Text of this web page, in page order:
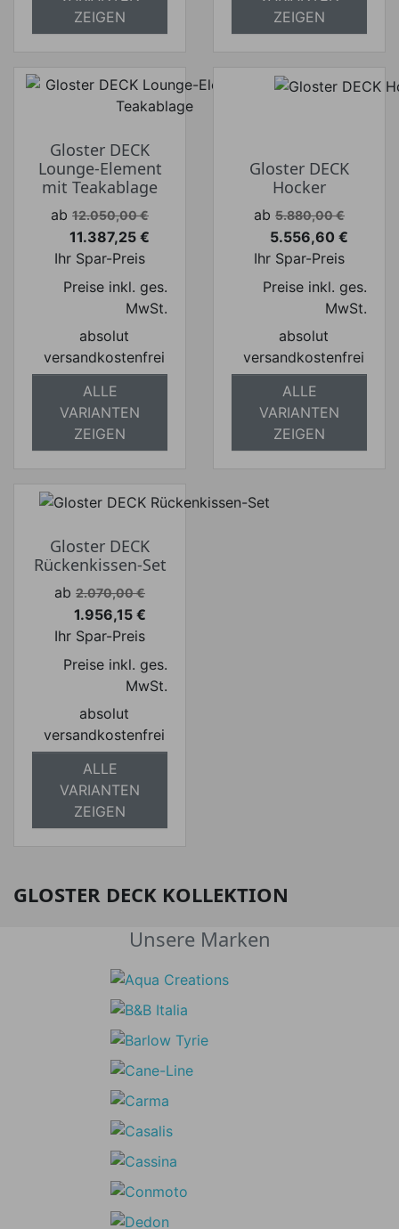
ZEIGEN
ZEIGEN
Gloster DECK
Lounge-Element
mit Teakablage
Verkaufspreis
ab 12.050,00 €
Preis
11.387,25 €
Ihr Spar-Preis
Preise inkl. ges.
MwSt.
absolut
versandkostenfrei
ALLE
VARIANTEN
ZEIGEN
Gloster DECK
Hocker
Verkaufspreis
ab 5.880,00 €
Preis
5.556,60 €
Ihr Spar-Preis
Preise inkl. ges.
MwSt.
absolut
versandkostenfrei
ALLE
VARIANTEN
ZEIGEN
Gloster DECK
Rückenkissen-Set
Verkaufspreis
ab 2.070,00 €
Preis
1.956,15 €
Ihr Spar-Preis
Preise inkl. ges.
MwSt.
absolut
versandkostenfrei
ALLE
VARIANTEN
ZEIGEN
GLOSTER DECK KOLLEKTION
Unsere Marken